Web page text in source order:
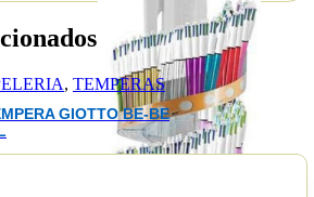
, TEMPERAS
GIOTTO BE-BE